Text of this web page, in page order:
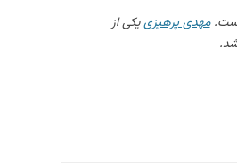
مهدی پرهیزییکی از